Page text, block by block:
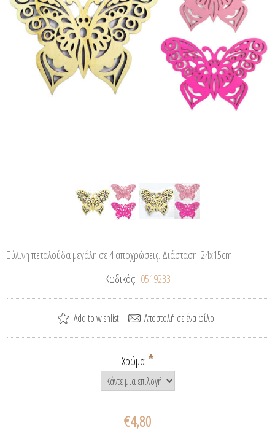
Ξύλινη πεταλούδα μεγάλη σε 4 αποχρώσεις. Διάσταση: 24x15cm
Κωδικός: 0519233
Χρώμα *
€4,80